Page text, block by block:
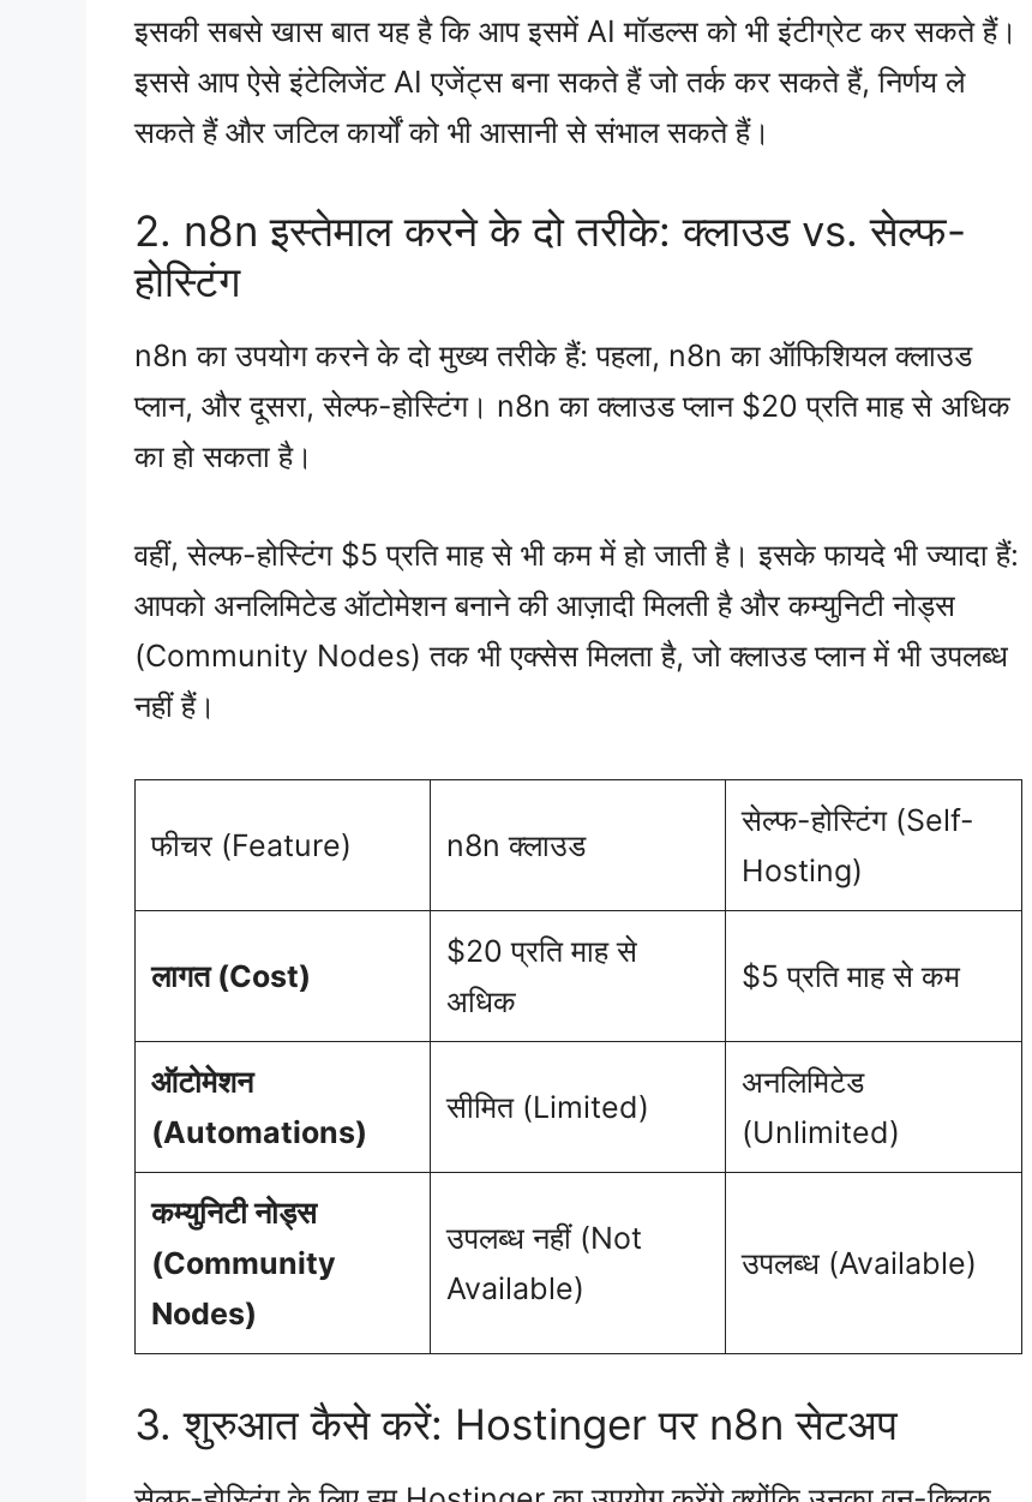
इसकी सबसे खास बात यह है कि आप इसमें AI मॉडल्स को भी इंटीग्रेट कर सकते हैं।
इससे आप ऐसे इंटेलिजेंट AI एजेंट्स बना सकते हैं जो तर्क कर सकते हैं, निर्णय ले
सकते हैं और जटिल कार्यों को भी आसानी से संभाल सकते हैं।
2. n8n इस्तेमाल करने के दो तरीके: क्लाउड vs. सेल्फ-
होस्टिंग
n8n का उपयोग करने के दो मुख्य तरीके हैं: पहला, n8n का ऑफिशियल क्लाउड
प्लान, और दूसरा, सेल्फ-होस्टिंग। n8n का क्लाउड प्लान $20 प्रति माह से अधिक
का हो सकता है।
वहीं, सेल्फ-होस्टिंग $5 प्रति माह से भी कम में हो जाती है। इसके फायदे भी ज्यादा हैं:
आपको अनलिमिटेड ऑटोमेशन बनाने की आज़ादी मिलती है और कम्युनिटी नोड्स
(Community Nodes) तक भी एक्सेस मिलता है, जो क्लाउड प्लान में भी उपलब्ध
नहीं हैं।
फीचर (Feature) n8n क्लाउड
सेल्फ-होस्टिंग (Self-
Hosting)
लागत (Cost)
$20 प्रति माह से
अधिक
$5 प्रति माह से कम
ऑटोमेशन
(Automations)
सीमित (Limited)
अनलिमिटेड
(Unlimited)
कम्युनिटी नोड्स
(Community
Nodes)
उपलब्ध नहीं (Not
Available)
उपलब्ध (Available)
3. शुरुआत कैसे करें: Hostinger पर n8n सेटअप